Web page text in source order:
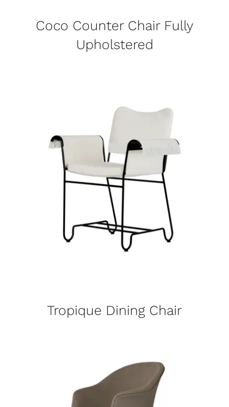
Coco Counter Chair Fully
Upholstered
Tropique Dining Chair